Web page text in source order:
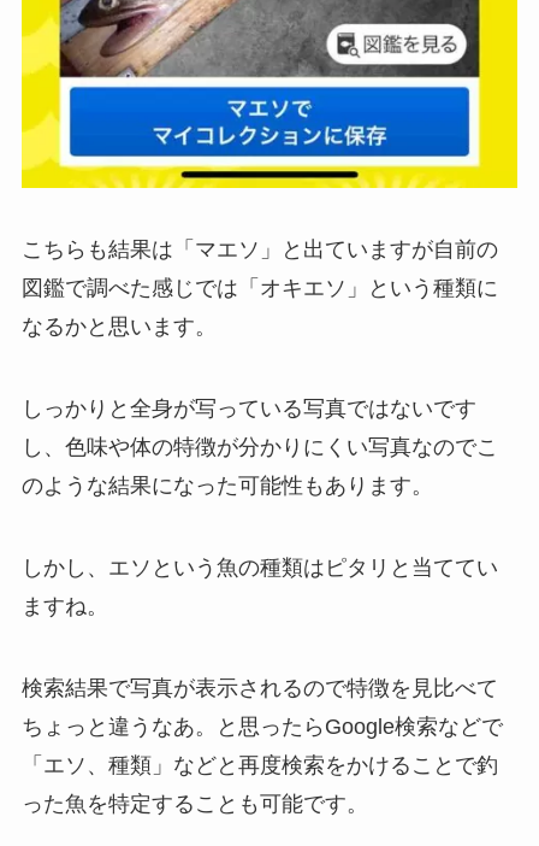
こちらも結果は「マエソ」と出ていますが自前の
図鑑で調べた感じでは「オキエソ」という種類に
なるかと思います。
しっかりと全身が写っている写真ではないです
し、色味や体の特徴が分かりにくい写真なのでこ
のような結果になった可能性もあります。
しかし、エソという魚の種類はピタリと当ててい
ますね。
検索結果で写真が表示されるので特徴を見比べて
ちょっと違うなあ。と思ったらGoogle検索などで
「エソ、種類」などと再度検索をかけることで釣
った魚を特定することも可能です。